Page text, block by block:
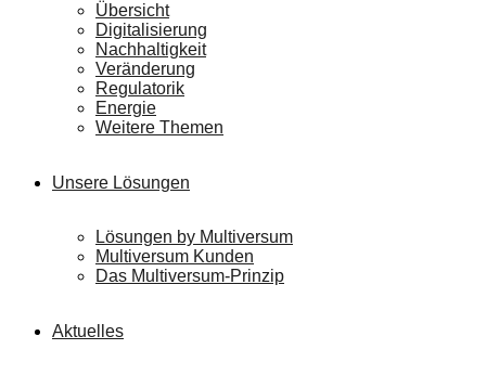
Übersicht
Digitalisierung
Nachhaltigkeit
Veränderung
Regulatorik
Energie
Weitere Themen
Unsere Lösungen
Lösungen by Multiversum
Multiversum Kunden
Das Multiversum-Prinzip
Aktuelles